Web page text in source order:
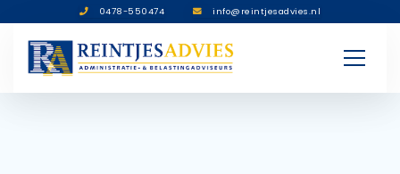
0478-550474 info@reintjesadvies.nl